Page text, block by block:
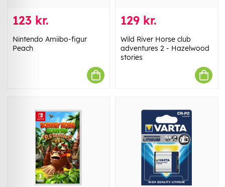
123 kr.
Nintendo Amiibo-figur
Peach
129 kr.
Wild River Horse club
adventures 2 - Hazelwood
stories